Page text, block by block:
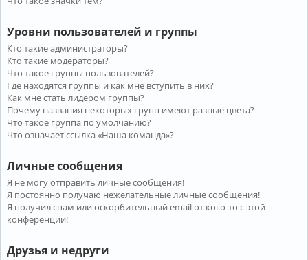
Уровни пользователей и группы
Кто такие администраторы?
Кто такие модераторы?
Что такое группы пользователей?
Где находятся группы и как мне вступить в них?
Как мне стать лидером группы?
Почему названия некоторых групп имеют разные цвета?
Что такое группа по умолчанию?
Что означает ссылка «Наша команда»?
Личные сообщения
Я не могу отправить личные сообщения!
Я постоянно получаю нежелательные личные сообщения!
Я получил спам или оскорбительный email от кого-то с этой
конференции!
Друзья и недруги